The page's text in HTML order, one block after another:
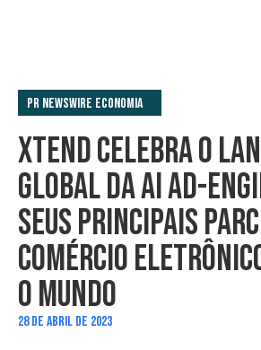
PR Newswire Economia
XTEND CELEBRA O
GLOBAL DA AI AD-
SEUS PRINCIPAIS
COMÉRCIO
O MUNDO
28 DE ABRIL DE 2023